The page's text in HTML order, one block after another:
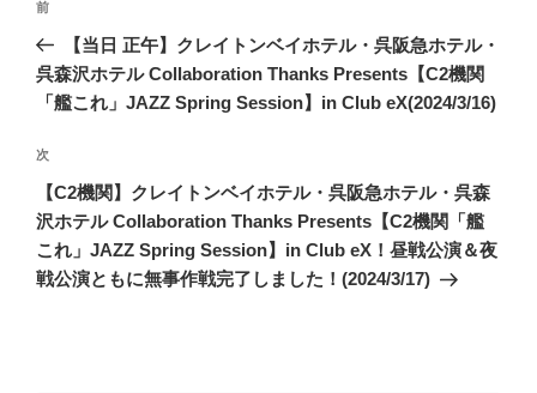
ナ
ビ
ー
シ
ョ
ン
前
の
投
稿
前
【当日 正午】クレイトンベイホテル・呉阪急ホテル・
呉森沢ホテル Collaboration Thanks Presents【C2機関
「艦これ」JAZZ Spring Session】in Club eX(2024/3/16)
次
の
投
稿
次
【C2機関】クレイトンベイホテル・呉阪急ホテル・呉森
沢ホテル Collaboration Thanks Presents【C2機関「艦
これ」JAZZ Spring Session】in Club eX！昼戦公演＆夜
戦公演ともに無事作戦完了しました！(2024/3/17)